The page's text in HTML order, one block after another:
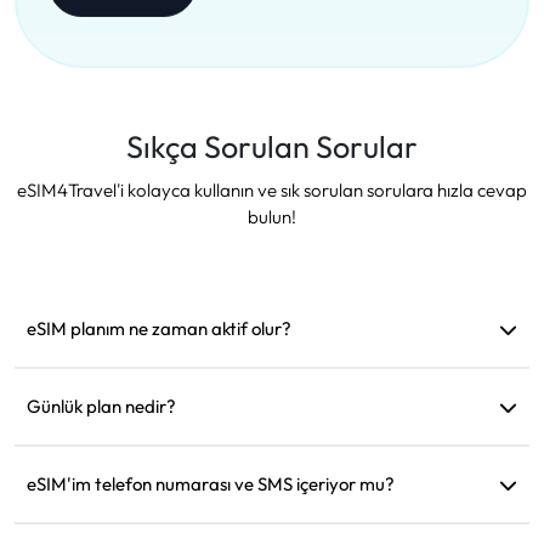
Sıkça Sorulan Sorular
eSIM4Travel'i kolayca kullanın ve sık sorulan sorulara hızla cevap
bulun!
eSIM planım ne zaman aktif olur?
Hareket etmeden önce yüklemenizi öneririz.
Günlük plan nedir?
kadar geçerli olur. Günlük veri miktarını tükettiğinizde hız
eSIM'im telefon numarası ve SMS içeriyor mu?